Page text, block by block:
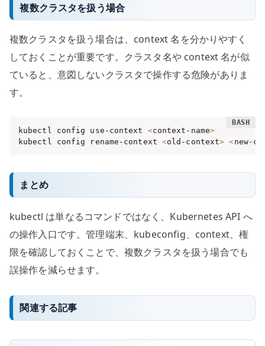
複数クラスタを扱う場合
複数クラスタを扱う場合は、context 名を分かりやすく
しておくことが重要です。クラスタ名や context 名が似
ていると、意図しないクラスタで操作する危険がありま
す。
kubectl config use-context <context-name>
kubectl config rename-context <old-context> <new-
まとめ
kubectl は単なるコマンドではなく、Kubernetes API へ
の操作入口です。管理端末、kubeconfig、context、権
限を確認しておくことで、複数クラスタを扱う場合でも
誤操作を減らせます。
関連する記事